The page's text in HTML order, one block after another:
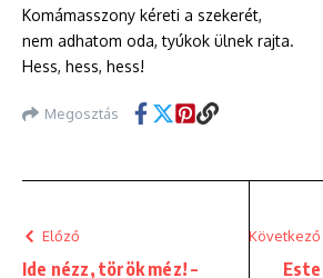
Komámasszony kéreti a szekerét,
nem adhatom oda, tyúkok ülnek rajta.
Hess, hess, hess!
Megosztás
Előző
Ide nézz, török méz! –
Következő